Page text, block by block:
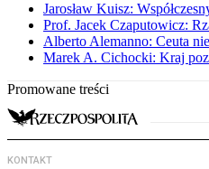
Jarosław Kuisz:
Prof. Jacek Czaputowicz:
Alberto Alemanno: Ceuta
Marek A. Cichocki: Kraj
Promowane treści
KONTAKT